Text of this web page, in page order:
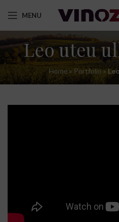
MENU
Leo uteu
Home » Portfolio»